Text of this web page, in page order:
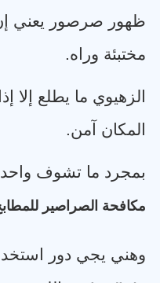
ظهور صرصور يعني
مختبئة وراه.
الزهيوي ما يطلع
المكان آمن.
بمجرد ما تشوف واحد،
مكافحة الصراصير
وهني يجي دور